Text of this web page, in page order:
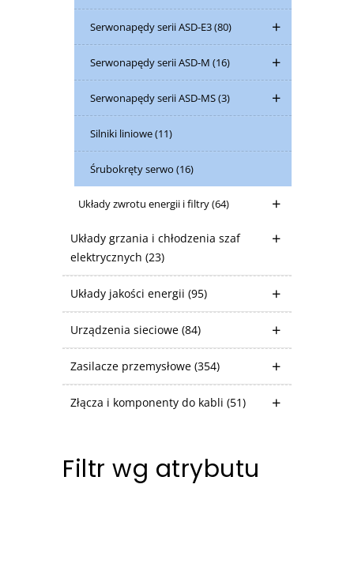
Serwonapędy serii ASD-E3(80)
Serwonapędy serii ASD-M (16)
Serwonapędy serii ASD-MS(3)
Silniki liniowe(11)
Śrubokręty serwo (16)
Układy zwrotu energii i filtry(64)
Układy grzania i chłodzenia szaf
elektrycznych (23)
Układy jakości energii (95)
Urządzenia sieciowe (84)
Zasilacze przemysłowe (354)
Złącza i komponenty do kabli (51)
Filtr wg atrybutu